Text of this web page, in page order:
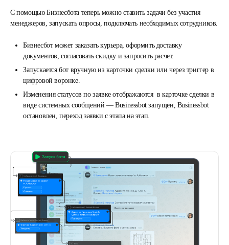
С помощью Бизнесбота теперь можно ставить задачи без участия
менеджеров, запускать опросы, подключать необходимых сотрудников.
Бизнесбот может заказать курьера, оформить доставку
документов, согласовать скидку и запросить расчет.
Запускается бот вручную из карточки сделки или через триггер в
цифровой воронке.
Изменения статусов по заявке отображаются в карточке сделки в
виде системных сообщений — Businessbot запущен, Businessbot
остановлен, переход заявки с этапа на этап.